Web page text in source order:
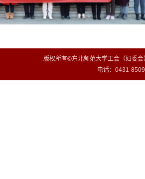
版权所有©东北师范大学工会（妇委
电话：0431-